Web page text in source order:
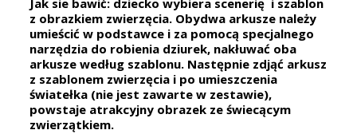
Jak sie bawić: dziecko wybiera scenerię i szablon
z obrazkiem zwierzęcia. Obydwa arkusze należy
umieścić w podstawce i za pomocą specjalnego
narzędzia do robienia dziurek, nakłuwać oba
arkusze według szablonu. Następnie zdjąć arkusz
z szablonem zwierzęcia i po umieszczenia
światełka (nie jest zawarte w zestawie),
powstaje atrakcyjny obrazek ze świecącym
zwierzątkiem.